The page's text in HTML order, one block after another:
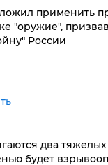
применить
"оружие", призвав
России
два тяжелых
будет